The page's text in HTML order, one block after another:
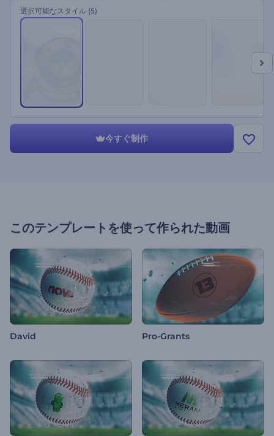
どに最適です。ロゴをアップロードして、テキストを変更して、音楽を追
加して、プレビューするだけです。さあ、勝利を祝いましょう！
選択可能なスタイル (5)
今すぐ制作
このテンプレートを使って作られた動画
David Pro-Grants